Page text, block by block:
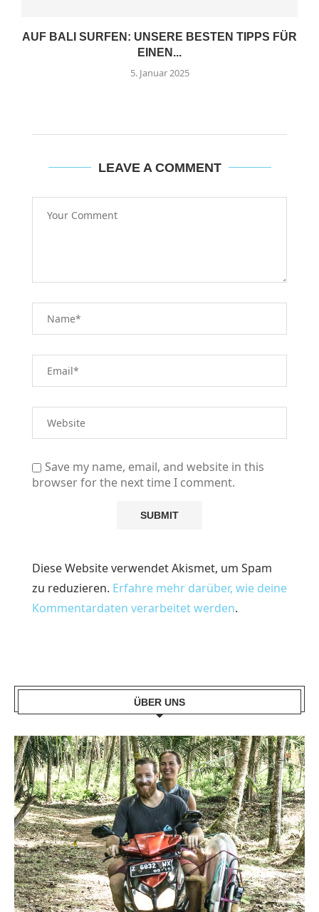
AUF BALI SURFEN: UNSERE BESTEN TIPPS FÜR
EINEN...
5. Januar 2025
LEAVE A COMMENT
Save my name, email, and website in this
browser for the next time I comment.
Diese Website verwendet Akismet, um Spam
zu reduzieren. Erfahre mehr darüber, wie deine
Kommentardaten verarbeitet werden.
ÜBER UNS